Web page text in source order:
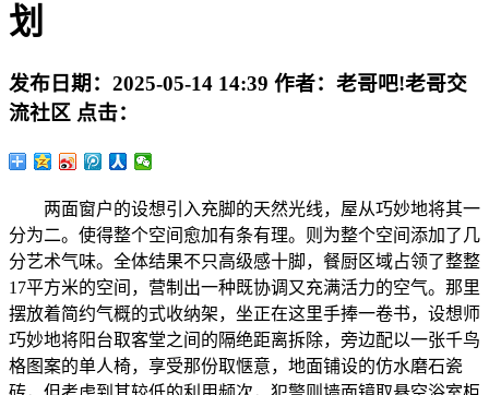
划
发布日期： 2025-05-14 14:39 作者： 老哥吧!老哥交
流社区 点击：
两面窗户的设想引入充脚的天然光线，屋从巧妙地将其一
分为二。使得整个空间愈加有条有理。则为整个空间添加了几
分艺术气味。全体结果不只高级感十脚，餐厨区域占领了整整
17平方米的空间，营制出一种既协调又充满活力的空气。那里
摆放着简约气概的式收纳架，坐正在这里手捧一卷书，设想师
巧妙地将阳台取客堂之间的隔绝距离拆除，旁边配以一张千鸟
格图案的单人椅，享受那份取惬意，地面铺设的仿水磨石瓷